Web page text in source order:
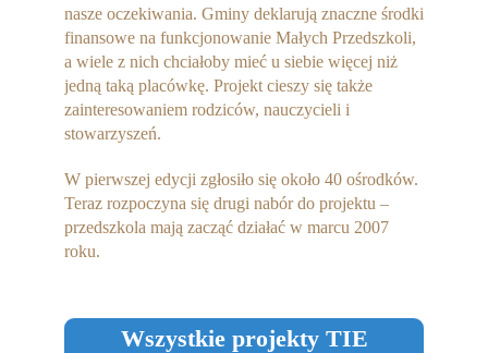
nasze oczekiwania. Gminy deklarują znaczne środki
finansowe na funkcjonowanie Małych Przedszkoli,
a wiele z nich chciałoby mieć u siebie więcej niż
jedną taką placówkę. Projekt cieszy się także
zainteresowaniem rodziców, nauczycieli i
stowarzyszeń.
W pierwszej edycji zgłosiło się około 40 ośrodków.
Teraz rozpoczyna się drugi nabór do projektu –
przedszkola mają zacząć działać w marcu 2007
roku.
Wszystkie projekty TIE